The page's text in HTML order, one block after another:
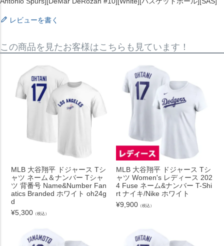
レビューを書く
この商品を見たお客様はこちらも見ています！
MLB 大谷翔平 ドジャース Tシ
ャツ ネーム＆ナンバー Tシャ
ツ 背番号 Name&Number Fan
atics Branded ホワイト oh24g
d
¥5,300 （税込）
MLB 大谷翔平 ドジャース Tシ
ャツ Women's レディース 202
4 Fuse ネーム&ナンバー T-Shi
rt ナイキ/Nike ホワイト
¥9,900 （税込）